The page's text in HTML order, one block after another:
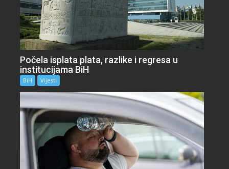
Počela isplata plata, razlike i regresa u
institucijama BiH
BiH Vijesti